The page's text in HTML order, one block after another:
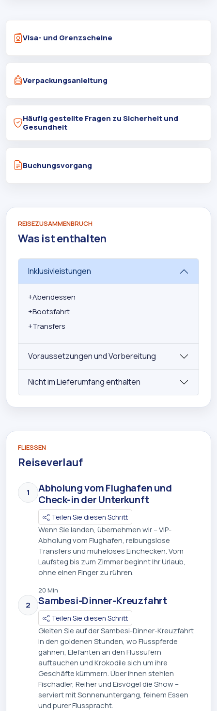
Visa- und Grenzscheine
Verpackungsanleitung
Häufig gestellte Fragen zu Sicherheit und
Gesundheit
Buchungsvorgang
REISEZUSAMMENBRUCH
Was ist enthalten
Inklusivleistungen
+Abendessen
+Bootsfahrt
+Transfers
Voraussetzungen und Vorbereitung
Nicht im Lieferumfang enthalten
FLIESSEN
Reiseverlauf
1
Abholung vom Flughafen und
Check-in der Unterkunft
Teilen Sie diesen Schritt
Wenn Sie landen, übernehmen wir – VIP-
Abholung vom Flughafen, reibungslose
Transfers und müheloses Einchecken. Vom
Laufsteg bis zum Zimmer beginnt Ihr Urlaub,
ohne einen Finger zu rühren.
20 Min
2 Sambesi-Dinner-Kreuzfahrt
Teilen Sie diesen Schritt
Gleiten Sie auf der Sambesi-Dinner-Kreuzfahrt
in den goldenen Stunden, wo Flusspferde
gähnen, Elefanten an den Flussufern
auftauchen und Krokodile sich um ihre
Geschäfte kümmern. Über ihnen stehlen
Fischadler, Reiher und Eisvögel die Show –
serviert mit Sonnenuntergang, feinem Essen
und purer Flusspracht.